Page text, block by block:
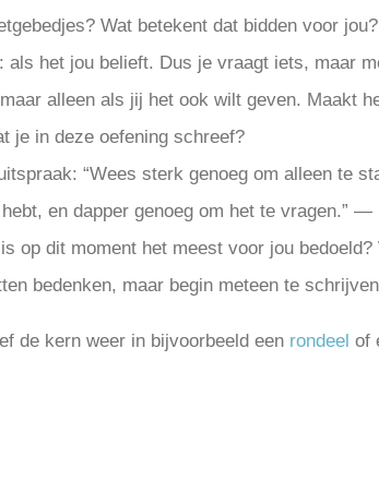
Wat betekent dat bidden voor jou?
als het jou belieft. Dus je vraagt iets, maar
alleen als jij het ook wilt geven. Maakt
je in deze oefening schreef?
“Wees sterk genoeg om alleen te
en dapper genoeg om het te vragen.”
op dit moment het meest voor jou
bedenken, maar begin meteen te
de kern weer in bijvoorbeeld een rondeel of